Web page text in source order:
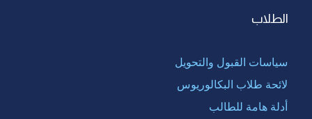
الطلاب
سياسات القبول والتحويل
لائحة طلاب البكالوريوس
أدلة هامة للطالب